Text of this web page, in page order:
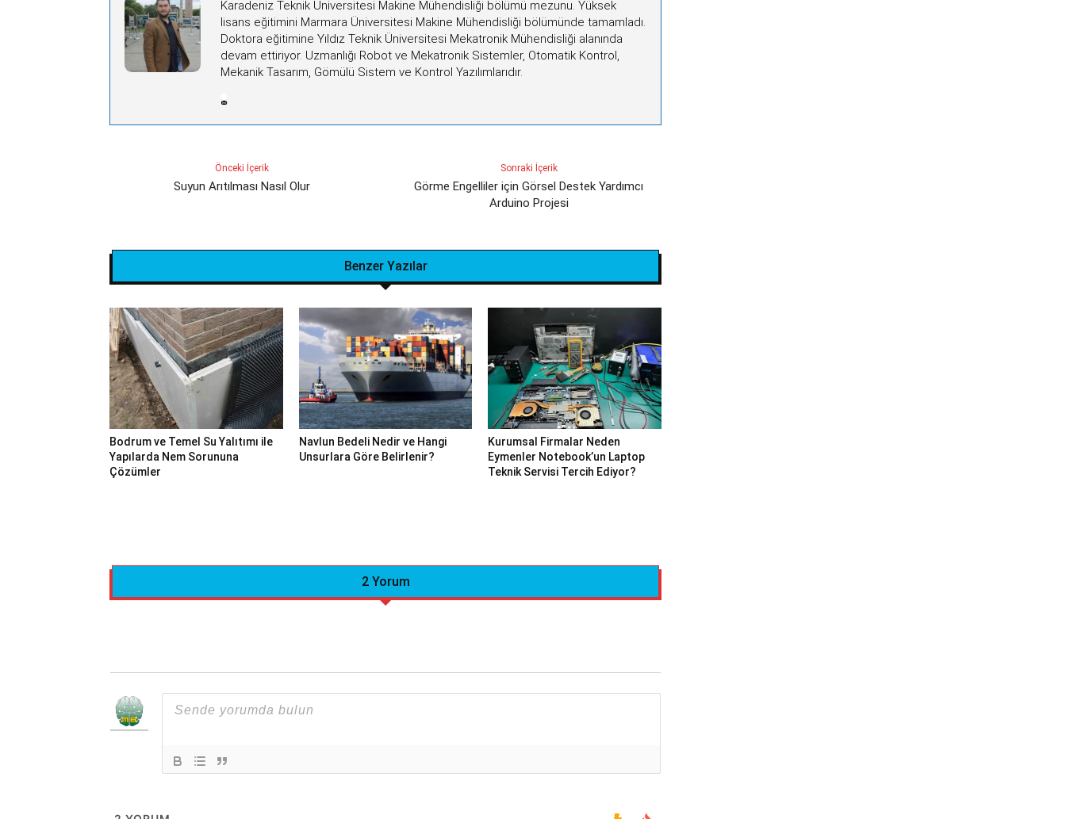
Karadeniz Teknik Üniversitesi Makine Mühendisliği bölümü mezunu. Yüksek
lisans eğitimini Marmara Üniversitesi Makine Mühendisliği bölümünde tamamladı.
Doktora eğitimine Yıldız Teknik Üniversitesi Mekatronik Mühendisliği alanında
devam ettiriyor. Uzmanlığı Robot ve Mekatronik Sistemler, Otomatik Kontrol,
Mekanik Tasarım, Gömülü Sistem ve Kontrol Yazılımlarıdır.
Önceki İçerik
Suyun Arıtılması Nasıl Olur
Sonraki İçerik
Görme Engelliler için Görsel Destek Yardımcı
Arduino Projesi
Benzer Yazılar
Bodrum ve Temel Su Yalıtımı ile
Yapılarda Nem Sorununa
Çözümler
Navlun Bedeli Nedir ve Hangi
Unsurlara Göre Belirlenir?
Kurumsal Firmalar Neden
Eymenler Notebook’un Laptop
Teknik Servisi Tercih Ediyor?
2 Yorum